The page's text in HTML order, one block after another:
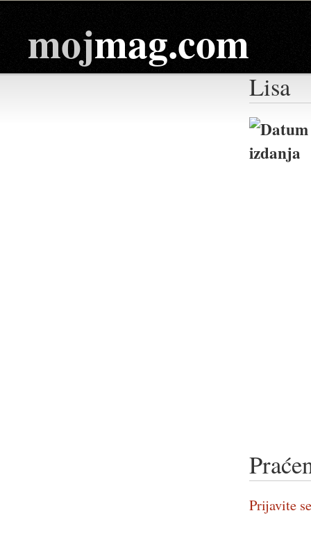
mojmag.com
Lisa
Prijavite